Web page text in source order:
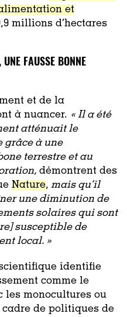
et
millions d’hectares
FAUSSE BONNE
et de la
à nuancer. « Il a été
atténuait le
à une
terrestre et au
démontrent des
Nature, mais qu’il
une diminution de
solaires qui sont
susceptible de
local. »
identifie
comme le
les monocultures ou
de politiques de